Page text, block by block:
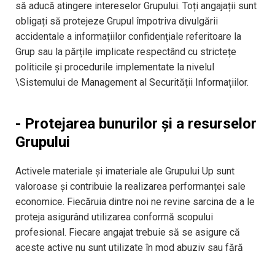
să aducă atingere intereselor Grupului. Toți angajații sunt
obligați să protejeze Grupul împotriva divulgării
accidentale a informațiilor confidențiale referitoare la
Grup sau la părțile implicate respectând cu strictețe
politicile și procedurile implementate la nivelul
\Sistemului de Management al Securității Informațiilor.
- Protejarea bunurilor și a resurselor
Grupului
Activele materiale și imateriale ale Grupului Up sunt
valoroase și contribuie la realizarea performanței sale
economice. Fiecăruia dintre noi ne revine sarcina de a le
proteja asigurând utilizarea conformă scopului
profesional. Fiecare angajat trebuie să se asigure că
aceste active nu sunt utilizate în mod abuziv sau fără